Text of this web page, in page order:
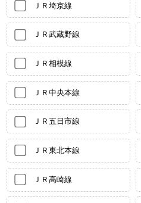
ＪＲ埼京線
ＪＲ武蔵野線
ＪＲ相模線
ＪＲ中央本線
ＪＲ五日市線
ＪＲ東北本線
ＪＲ高崎線